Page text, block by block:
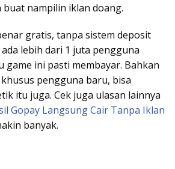
nampilin iklan doang.
gratis, tanpa sistem deposit
ada lebih dari 1 juta pengguna
game ini pasti membayar. Bahkan
pengguna baru, bisa
itu juga. Cek juga ulasan lainnya
Gopay Langsung Cair Tanpa Iklan
banyak.